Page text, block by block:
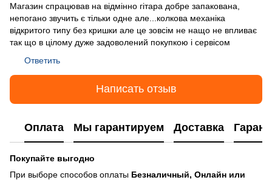
Магазин спрацював на відмінно гітара добре запакована,
непогано звучить є тільки одне але...колкова механіка
відкритого типу без кришки але це зовсім не нащо не впливає
так що в цілому дуже задоволений покупкою і сервісом
Ответить
Написать отзыв
Оплата Мы гарантируем Доставка
Покупайте выгодно
При выборе способов оплаты Безналичный, Онлайн или